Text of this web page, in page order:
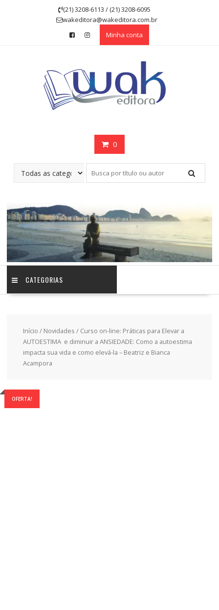
(21) 3208-6113 / (21) 3208-6095
wakeditora@wakeditora.com.br
Minha conta
0
CATEGORIAS
Início / Novidades / Curso on-line: Práticas para Elevar a
AUTOESTIMA e diminuir a ANSIEDADE: Como a autoestima
impacta sua vida e como elevá-la – Beatriz e Bianca
Acampora
OFERTA!